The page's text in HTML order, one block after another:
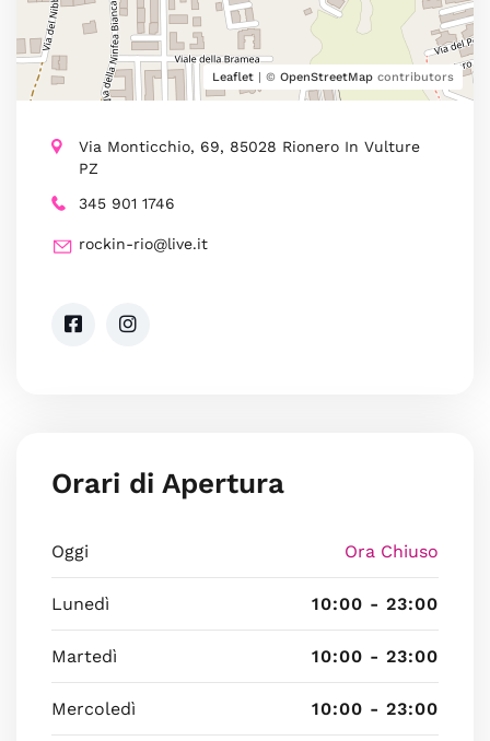
Leaflet | © OpenStreetMap contributors
Via Monticchio, 69, 85028 Rionero In Vulture
PZ
345 901 1746
rockin-rio@live.it
Orari di Apertura
Oggi Ora Chiuso
Lunedì 10:00 - 23:00
Martedì 10:00 - 23:00
Mercoledì 10:00 - 23:00